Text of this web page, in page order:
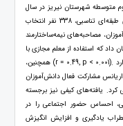
اول و دوم متوسطه شهرستان نیریز در سال
تحصیلی 1403–1404 بود که با استفاده از روش نمونه‌گیری طبقه‌ای تناسبی، 338 نفر انتخاب
مصاحبه‌های نیمه‌ساختارمند
که استفاده از معلم مجازی با
مشارکت فعال دانش‌آموزان همبستگی مثبت و معناداری دارد .(r = 0.49, p < 0.001) همچنین،
خطی چندگانه نشان داد که حدود 24% از واریانس مشارکت فعال دانش‌آموزان
یافته‌های کیفی نیز برجسته
احساس حضور اجتماعی را در
یادگیری و افزایش انگیزش